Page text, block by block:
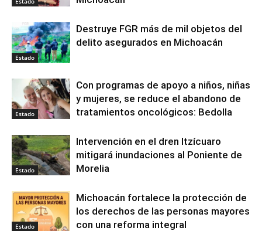
Estado
Destruye FGR más de mil objetos del
delito asegurados en Michoacán
Estado
Con programas de apoyo a niños, niñas
y mujeres, se reduce el abandono de
tratamientos oncológicos: Bedolla
Estado
Intervención en el dren Itzícuaro
mitigará inundaciones al Poniente de
Morelia
Estado
Michoacán fortalece la protección de
los derechos de las personas mayores
con una reforma integral